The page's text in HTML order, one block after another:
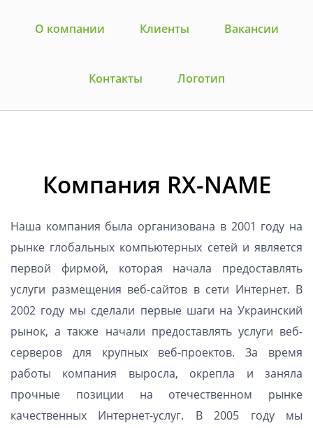
О компании Клиенты Вакансии
Контакты Логотип
Компания RX-NAME
Наша компания была организована в 2001 году на
рынке глобальных компьютерных сетей и является
первой фирмой, которая начала предоставлять
услуги размещения веб-сайтов в сети Интернет. В
2002 году мы сделали первые шаги на Украинский
рынок, а также начали предоставлять услуги веб-
серверов для крупных веб-проектов. За время
работы компания выросла, окрепла и заняла
прочные позиции на отечественном рынке
качественных Интернет-услуг. В 2005 году мы